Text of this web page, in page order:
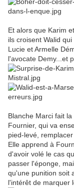
Et alors que Karim
ils croisent Walid
Lucie et Armelle
l'avocate Demy...et
Blanche Marci fait
Fournier, qui va
pied-levé,
Elle apprend à
d'avoir volé le cas
passer l'éponge,
qu'une punition soit
l'intérêt de marquer